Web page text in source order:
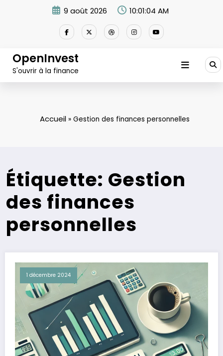
9 août 2026 10:01:04 AM
OpenInvest
S'ouvrir à la finance
Accueil »Gestion des finances personnelles
Étiquette: Gestion
des finances
personnelles
1 décembre 2024